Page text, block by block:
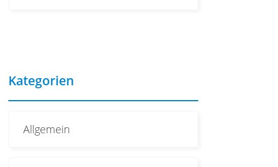
Kategorien
Allgemein